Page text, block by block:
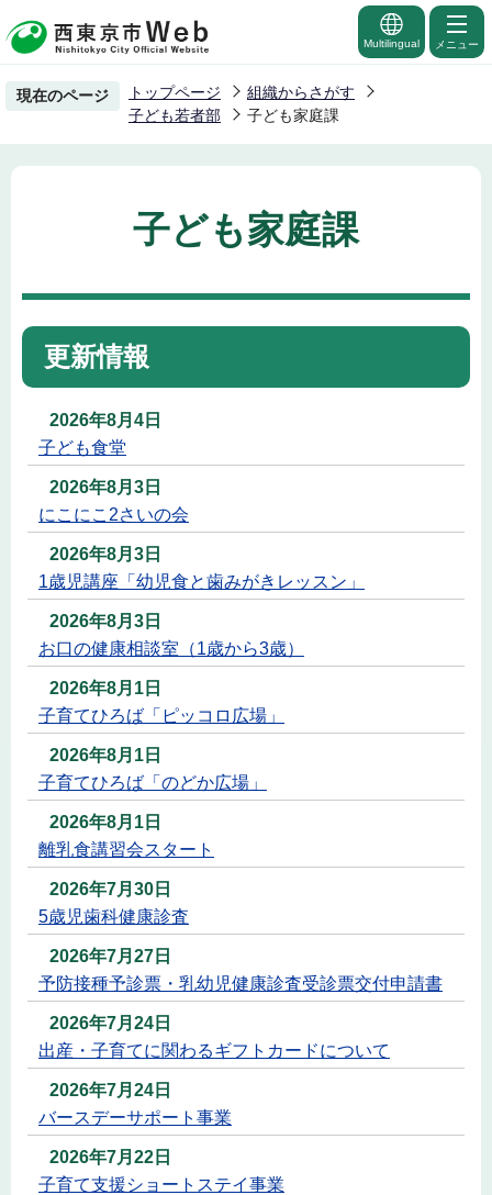
の
ー
Multilingual メニュー
現在のページ トップページ
組織からさがす
子ども若者部
子ども家庭課
子ども家庭課
更新情報
2026年8月4日
子ども食堂
2026年8月3日
にこにこ2さいの会
2026年8月3日
1歳児講座「幼児食と歯みがきレッスン」
2026年8月3日
お口の健康相談室（1歳から3歳）
2026年8月1日
子育てひろば「ピッコロ広場」
2026年8月1日
子育てひろば「のどか広場」
2026年8月1日
離乳食講習会スタート
2026年7月30日
5歳児歯科健康診査
2026年7月27日
予防接種予診票・乳幼児健康診査受診票交付申請書
2026年7月24日
出産・子育てに関わるギフトカードについて
2026年7月24日
バースデーサポート事業
2026年7月22日
子育て支援ショートステイ事業